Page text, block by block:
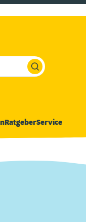
RatgeberService